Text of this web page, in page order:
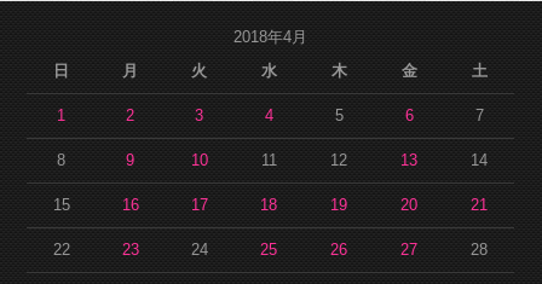
2018年4月
日
月 火 水 木 金 土
1 2 3 4 5 6 7
8 9 10 11 12 13 14
15 16 17 18 19 20 21
22 23 24 25 26 27 28